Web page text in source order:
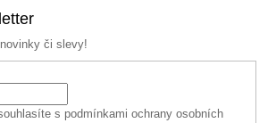
či slevy!
s podmínkami ochrany osobních